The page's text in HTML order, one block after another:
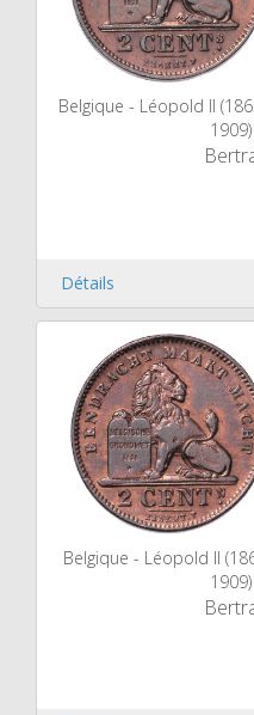
Belgique - Léopold II
Détails
Belgique - Léopold II